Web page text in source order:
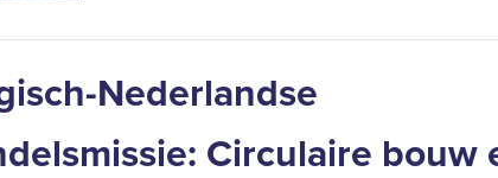
Nederlandse
Circulaire bouw